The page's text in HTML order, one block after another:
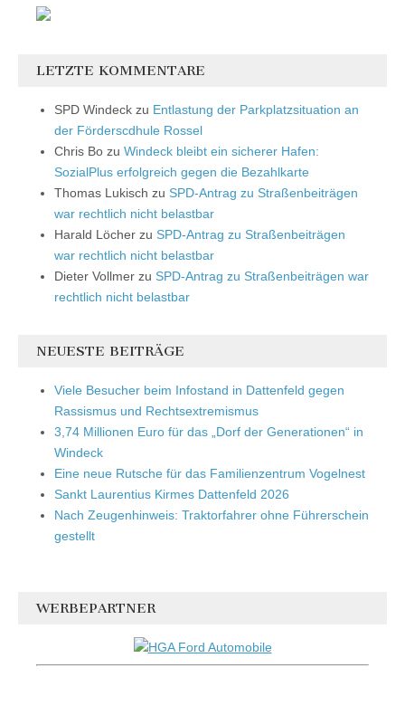
LETZTE KOMMENTARE
SPD Windeck zu Entlastung der Parkplatzsituation an
der Förderscdhule Rossel
Chris Bo zu Windeck bleibt ein sicherer Hafen:
SozialPlus erfolgreich gegen die Bezahlkarte
Thomas Lukisch zu SPD-Antrag zu Straßenbeiträgen
war rechtlich nicht belastbar
Harald Löcher zu SPD-Antrag zu Straßenbeiträgen
war rechtlich nicht belastbar
Dieter Vollmer zu SPD-Antrag zu Straßenbeiträgen war
rechtlich nicht belastbar
NEUESTE BEITRÄGE
Viele Besucher beim Infostand in Dattenfeld gegen
Rassismus und Rechtsextremismus
3,74 Millionen Euro für das „Dorf der Generationen“ in
Windeck
Eine neue Rutsche für das Familienzentrum Vogelnest
Sankt Laurentius Kirmes Dattenfeld 2026
Nach Zeugenhinweis: Traktorfahrer ohne Führerschein
gestellt
WERBEPARTNER